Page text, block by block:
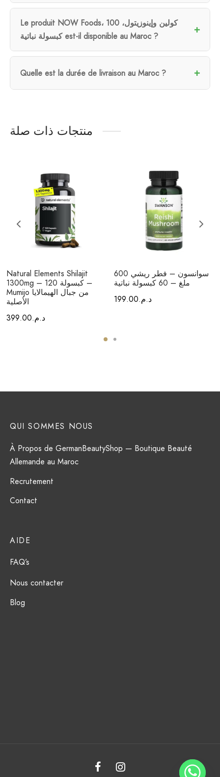
Le produit NOW Foods، كولين وإينوزيتول، 100
كبسولة نباتية est-il disponible au Maroc ?
Quelle est la durée de livraison au Maroc ?
منتجات ذات صلة
Natural Elements Shilajit
1300mg – 120 كبسولة –
Mumijo من جبال الهيمالايا
الأصلية
د.م.399.00
سوانسون – فطر ريشي 600
ملغ – 60 كبسولة نباتية
د.م.199.00
AIDE
FAQ’s
Nous contacter
Blog
QUI SOMMES NOUS
À Propos de GermanBeautyShop — Boutique Beauté
Allemande au Maroc
Recrutement
Contact